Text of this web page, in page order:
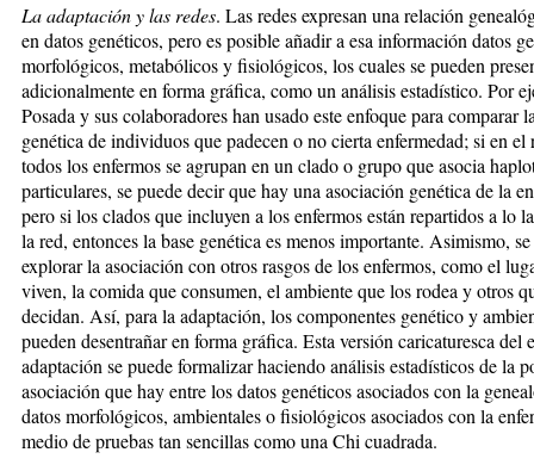
La adaptación y las redes. Las redes ex­pre­san una relación
en datos genéticos, pero es posible añadir a esa infor­ma­ción datos
morfológicos, meta­bó­li­cos y fisiológicos, los cuales se pueden
adicionalmente en forma gráfica, como un análisis estadístico. Por
Posada y sus colaboradores han usado este enfoque para comparar
ge­né­ti­ca de individuos que padecen o no cierta enfermedad; si en el
todos los enfermos se agrupan en un ­cla­do o grupo que asocia
particulares, se puede de­cir que hay una asociación genética de la
pero si los clados que incluyen a los enfermos están repartidos a lo
la red, entonces la base genética es menos im­por­tante. Asimismo,
explorar la asociación con otros rasgos de los enfermos, como el
viven, la comida que consumen, el ambiente que los rodea y otros
decidan. Así, para la adaptación, los compo­nen­tes genético y
pueden desentrañar en for­ma gráfica. Esta versión caricaturesca del
adap­ta­ción se puede formalizar haciendo análisis estadísticos de la
asociación que hay entre los datos genéticos aso­cia­dos con la
datos morfológicos, am­bien­ta­les o fisiológicos asociados con la
medio de pruebas tan sencillas como una Chi cuadrada.